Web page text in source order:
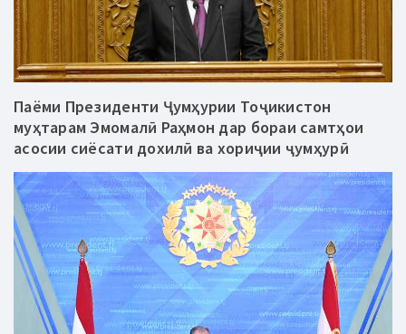
Паёми Президенти Ҷумҳурии Тоҷикистон
муҳтарам Эмомалӣ Раҳмон дар бораи самтҳои
асосии сиёсати дохилӣ ва хориҷии ҷумҳурӣ